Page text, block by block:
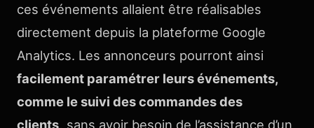
ces événements allaient être réalisables
directement depuis la plateforme Google
Analytics. Les annonceurs pourront ainsi
facilement paramétrer leurs événements,
comme le suivi des commandes des
clients, sans avoir besoin de l’assistance d’un